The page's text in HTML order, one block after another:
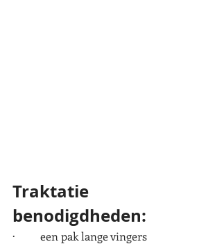
Traktatie
benodigdheden:
·         een pak lange vingers